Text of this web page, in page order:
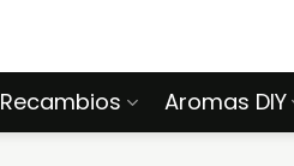
Recambios Aromas DIY